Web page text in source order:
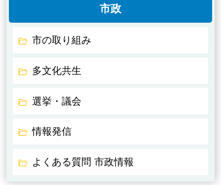
市政
市の取り組み
多文化共生
選挙・議会
情報発信
よくある質問 市政情報